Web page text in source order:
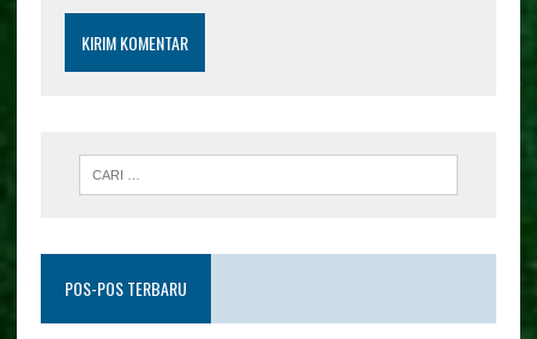
POS-POS TERBARU